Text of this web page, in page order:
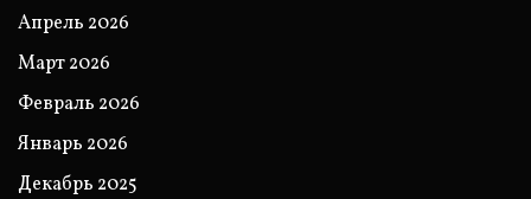
Апрель 2026
Март 2026
Февраль 2026
Январь 2026
Декабрь 2025